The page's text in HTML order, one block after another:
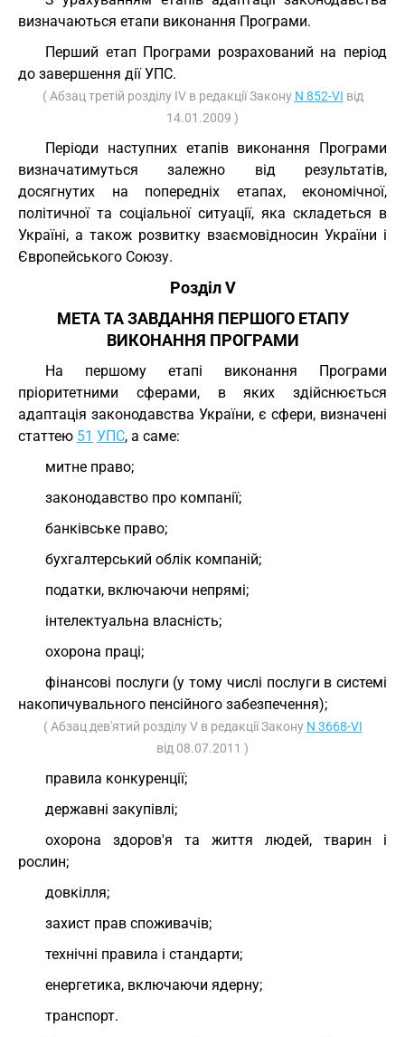
визначаються етапи виконання Програми.
Перший етап Програми розрахований на період
до завершення дії УПС.
( Абзац третій розділу IV в редакції Закону N 852-VI від
14.01.2009 )
Періоди наступних етапів виконання Програми
визначатимуться залежно від результатів,
досягнутих на попередніх етапах, економічної,
політичної та соціальної ситуації, яка складеться в
Україні, а також розвитку взаємовідносин України і
Європейського Союзу.
Розділ V
МЕТА ТА ЗАВДАННЯ ПЕРШОГО ЕТАПУ
ВИКОНАННЯ ПРОГРАМИ
На першому етапі виконання Програми
пріоритетними сферами, в яких здійснюється
адаптація законодавства України, є сфери, визначені
статтею 51 УПС, а саме:
митне право;
законодавство про компанії;
банківське право;
бухгалтерський облік компаній;
податки, включаючи непрямі;
інтелектуальна власність;
охорона праці;
фінансові послуги (у тому числі послуги в системі
накопичувального пенсійного забезпечення);
( Абзац дев'ятий розділу V в редакції Закону N 3668-VI
від 08.07.2011 )
правила конкуренції;
державні закупівлі;
охорона здоров'я та життя людей, тварин і
рослин;
довкілля;
захист прав споживачів;
технічні правила і стандарти;
енергетика, включаючи ядерну;
транспорт.